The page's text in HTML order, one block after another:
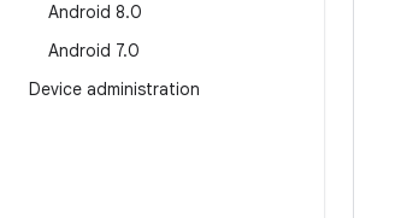
Android 8.0
Android 7.0
Device administration